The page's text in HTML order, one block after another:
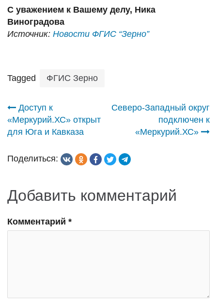
С уважением к Вашему делу, Ника
Виноградова
Источник: Новости ФГИС “Зерно”
Tagged ФГИС Зерно
Навигация
по
записям
Доступ к
«Меркурий.ХС» открыт
для Юга и Кавказа
Северо-Западный округ
подключен к
«Меркурий.ХС»
Поделиться:
Добавить комментарий
Комментарий *